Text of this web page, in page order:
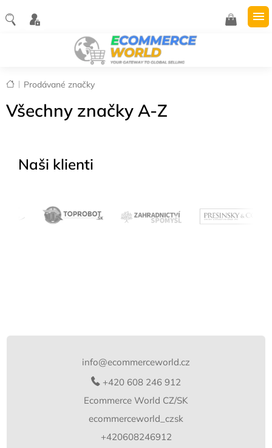
na
obsah
NÁKUPNÍ
Domů
Prodávané značky
Všechny značky A-Z
Naši klienti
info@ecommerceworld.cz
+420 608 246 912
Ecommerce World CZ/SK
ecommerceworld_czsk
+420608246912